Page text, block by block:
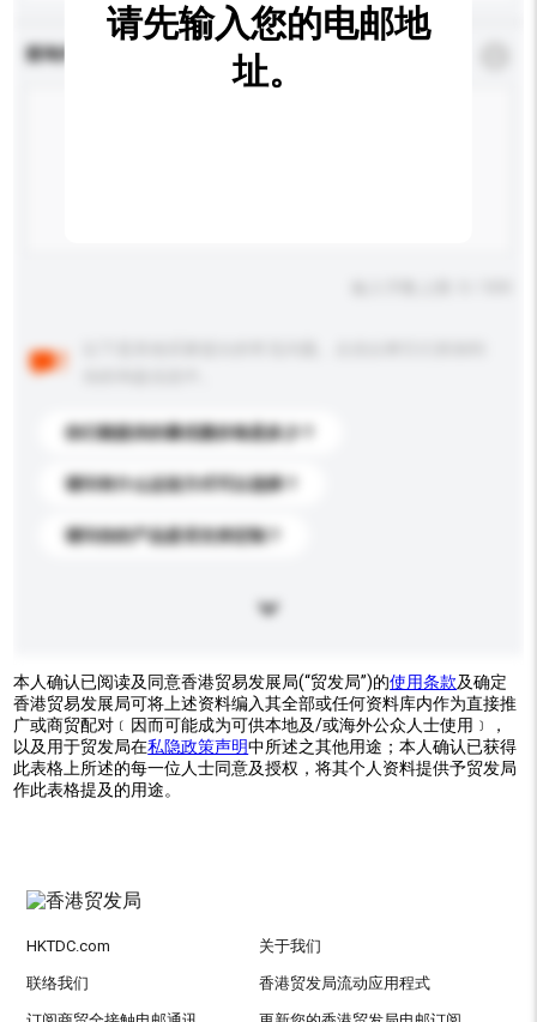
查询内容
你们能提供的最优惠价格是多少？
请问有什么运送方式可以选择？
请问你的产品是否支持定制？
请先输入您的电邮地
址。
本人确认已阅读及同意香港贸易发展局(“贸发局”)的使用条款及确定
香港贸易发展局可将上述资料编入其全部或任何资料库内作为直接推
广或商贸配对﹝因而可能成为可供本地及/或海外公众人士使用﹞，
以及用于贸发局在私隐政策声明中所述之其他用途；本人确认已获得
此表格上所述的每一位人士同意及授权，将其个人资料提供予贸发局
作此表格提及的用途。
HKTDC.com 关于我们
联络我们 香港贸发局流动应用程式